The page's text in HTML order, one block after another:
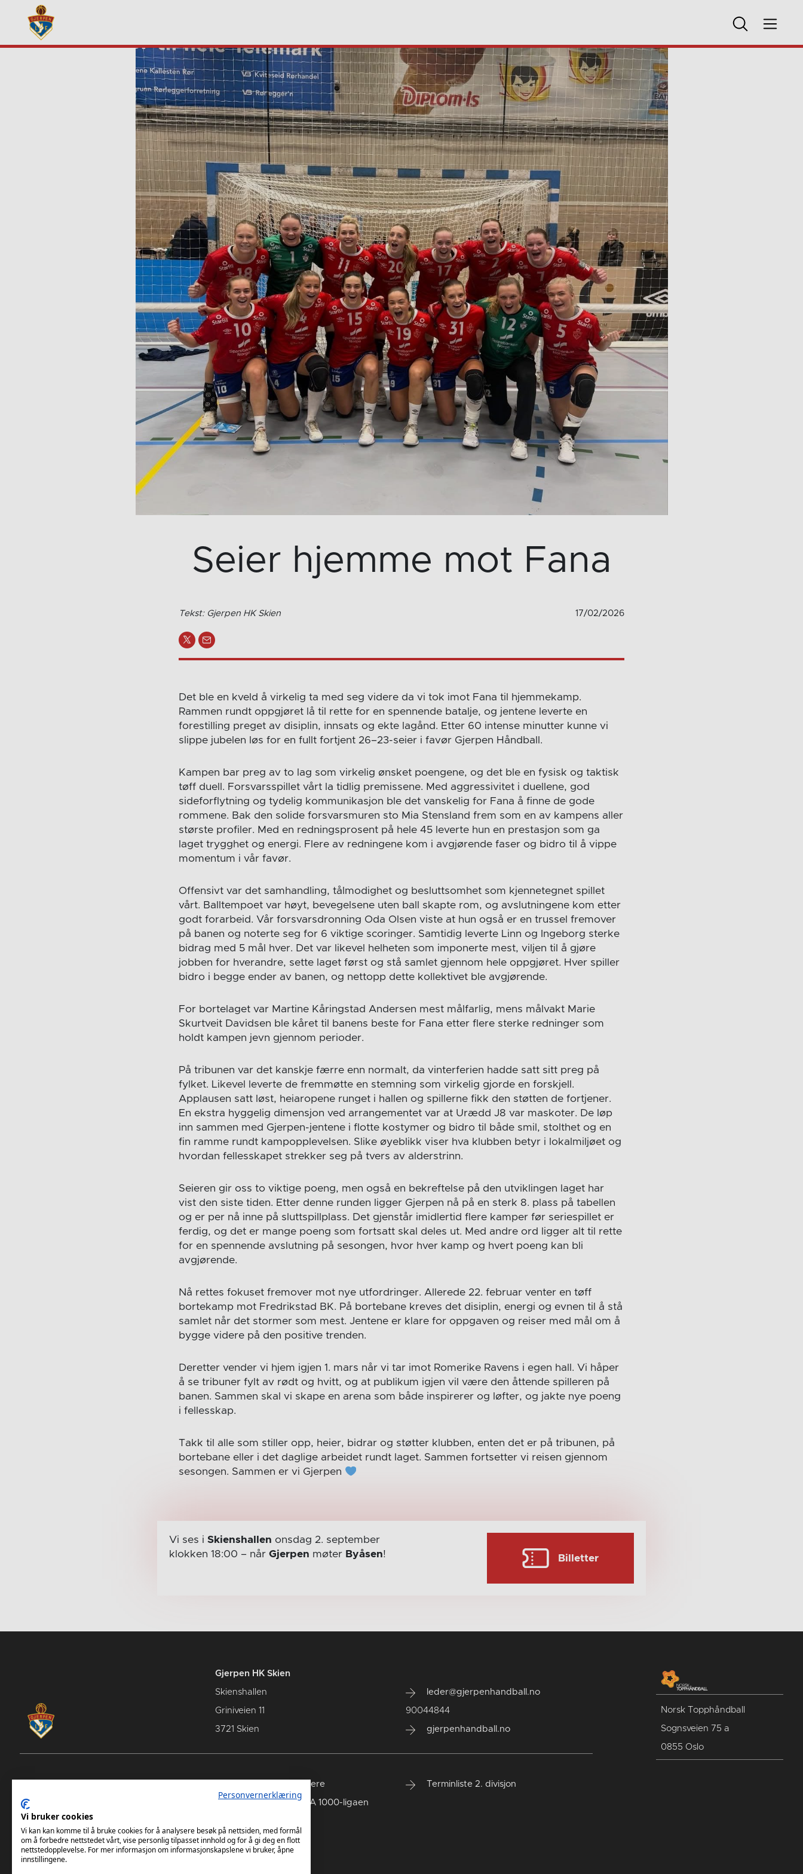
Seier hjemme mot Fana
Tekst: Gjerpen HK Skien 17/02/2026
Det ble en kveld å virkelig ta med seg videre da vi tok imot Fana til hjemmekamp.
Rammen rundt oppgjøret lå til rette for en spennende batalje, og jentene leverte en
forestilling preget av disiplin, innsats og ekte lagånd. Etter 60 intense minutter kunne vi
slippe jubelen løs for en fullt fortjent 26–23-seier i favør Gjerpen Håndball.
Kampen bar preg av to lag som virkelig ønsket poengene, og det ble en fysisk og taktisk
tøff duell. Forsvarsspillet vårt la tidlig premissene. Med aggressivitet i duellene, god
sideforflytning og tydelig kommunikasjon ble det vanskelig for Fana å finne de gode
rommene. Bak den solide forsvarsmuren sto Mia Stensland frem som en av kampens aller
største profiler. Med en redningsprosent på hele 45 leverte hun en prestasjon som ga
laget trygghet og energi. Flere av redningene kom i avgjørende faser og bidro til å vippe
momentum i vår favør.
Offensivt var det samhandling, tålmodighet og besluttsomhet som kjennetegnet spillet
vårt. Balltempoet var høyt, bevegelsene uten ball skapte rom, og avslutningene kom etter
godt forarbeid. Vår forsvarsdronning Oda Olsen viste at hun også er en trussel fremover
på banen og noterte seg for 6 viktige scoringer. Samtidig leverte Linn og Ingeborg sterke
bidrag med 5 mål hver. Det var likevel helheten som imponerte mest, viljen til å gjøre
jobben for hverandre, sette laget først og stå samlet gjennom hele oppgjøret. Hver spiller
bidro i begge ender av banen, og nettopp dette kollektivet ble avgjørende.
For bortelaget var Martine Kåringstad Andersen mest målfarlig, mens målvakt Marie
Skurtveit Davidsen ble kåret til banens beste for Fana etter flere sterke redninger som
holdt kampen jevn gjennom perioder.
På tribunen var det kanskje færre enn normalt, da vinterferien hadde satt sitt preg på
fylket. Likevel leverte de fremmøtte en stemning som virkelig gjorde en forskjell.
Applausen satt løst, heiaropene runget i hallen og spillerne fikk den støtten de fortjener.
En ekstra hyggelig dimensjon ved arrangementet var at Urædd J8 var maskoter. De løp
inn sammen med Gjerpen-jentene i flotte kostymer og bidro til både smil, stolthet og en
fin ramme rundt kampopplevelsen. Slike øyeblikk viser hva klubben betyr i lokalmiljøet og
hvordan fellesskapet strekker seg på tvers av alderstrinn.
Seieren gir oss to viktige poeng, men også en bekreftelse på den utviklingen laget har
vist den siste tiden. Etter denne runden ligger Gjerpen nå på en sterk 8. plass på tabellen
og er per nå inne på sluttspillplass. Det gjenstår imidlertid flere kamper før seriespillet er
ferdig, og det er mange poeng som fortsatt skal deles ut. Med andre ord ligger alt til rette
for en spennende avslutning på sesongen, hvor hver kamp og hvert poeng kan bli
avgjørende.
Nå rettes fokuset fremover mot nye utfordringer. Allerede 22. februar venter en tøff
bortekamp mot Fredrikstad BK. På bortebane kreves det disiplin, energi og evnen til å stå
samlet når det stormer som mest. Jentene er klare for oppgaven og reiser med mål om å
bygge videre på den positive trenden.
Deretter vender vi hjem igjen 1. mars når vi tar imot Romerike Ravens i egen hall. Vi håper
å se tribuner fylt av rødt og hvitt, og at publikum igjen vil være den åttende spilleren på
banen. Sammen skal vi skape en arena som både inspirerer og løfter, og jakte nye poeng
i fellesskap.
Takk til alle som stiller opp, heier, bidrar og støtter klubben, enten det er på tribunen, på
bortebane eller i det daglige arbeidet rundt laget. Sammen fortsetter vi reisen gjennom
sesongen. Sammen er vi Gjerpen
Vi ses i Skienshallen onsdag 2. september
klokken 18:00 – når Gjerpen møter Byåsen! Billetter
Gjerpen HK Skien
Skienshallen
Griniveien 11
3721 Skien
leder@gjerpenhandball.no
90044844
gjerpenhandball.no
Samarbeidspartnere
Terminliste - REMA 1000-ligaen
Terminliste 2. divisjon
Norsk Topphåndball
Sognsveien 75 a
0855 Oslo
Personvernerklæring
Vi bruker cookies
Vi kan kan komme til å bruke cookies for å analysere besøk på nettsiden, med formål
om å forbedre nettstedet vårt, vise personlig tilpasset innhold og for å gi deg en flott
nettstedopplevelse. For mer informasjon om informasjonskapslene vi bruker, åpne
innstillingene.